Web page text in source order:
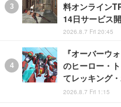
料オンライン
14日サービス
2026.8.7 Fri 20:45
『オーバーウ
のヒーロー・
てレッキング
2026.8.7 Fri 1:15